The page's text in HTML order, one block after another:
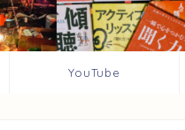
YouTube